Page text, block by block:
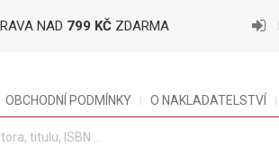
NAD 799 KČ ZDARMA
OBCHODNÍ PODMÍNKY O NAKLADATELSTVÍ